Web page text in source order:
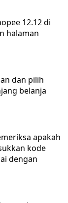
12.12 di
halaman
dan pilih
belanja
apakah
kode
dengan